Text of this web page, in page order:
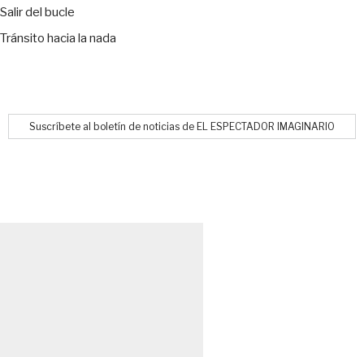
Salir del bucle
Tránsito hacia la nada
Suscríbete al boletín de noticias de EL ESPECTADOR IMAGINARIO